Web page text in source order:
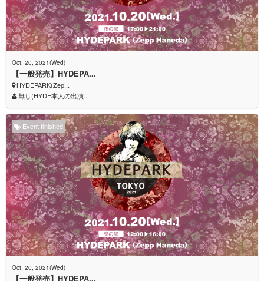
Oct. 20, 2021(Wed)
【一般発売】HYDEPA...
HYDEPARK(Zep...
無し(HYDE本人の出演...
Event finished
Oct. 20, 2021(Wed)
【一般発売】HYDEPA...